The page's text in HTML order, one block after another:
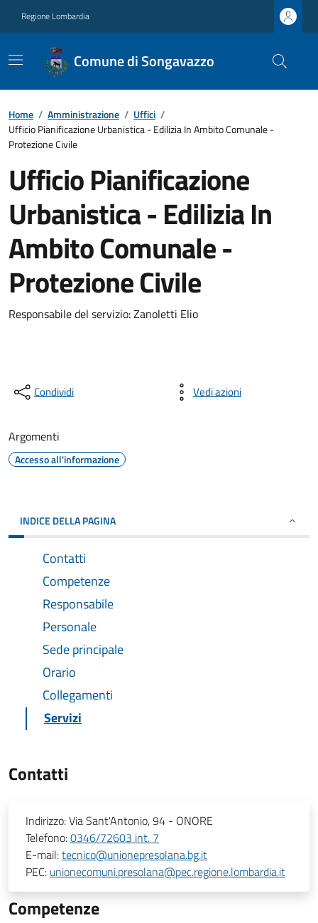
Regione Lombardia
Comune di Songavazzo
Home / Amministrazione / Uffici /
Ufficio Pianificazione Urbanistica - Edilizia In Ambito Comunale -
Protezione Civile
Ufficio Pianificazione
Urbanistica - Edilizia In
Ambito Comunale -
Protezione Civile
Responsabile del servizio: Zanoletti Elio
Condividi Vedi azioni
Argomenti
Accesso all'informazione
INDICE DELLA PAGINA
Contatti
Competenze
Responsabile
Personale
Sede principale
Orario
Collegamenti
Servizi
Contatti
Indirizzo:Via Sant'Antonio, 94 - ONORE
Telefono:0346/72603 int. 7
E-mail:tecnico@unionepresolana.bg.it
PEC: unionecomuni.presolana@pec.regione.lombardia.it
Competenze